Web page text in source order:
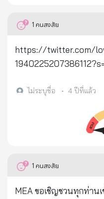
1 คนสงสัย
https://twitter.com/
ไม่ระบุชื่อ • 4 ปีที่แล้ว
1 คนสงสัย
MEA ขอเชิญชวนทุกท่าน